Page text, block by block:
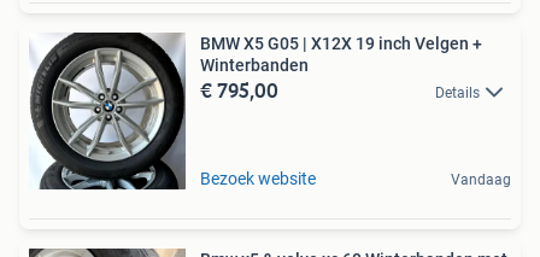
BMW X5 G05 | X12X 19 inch Velgen +
Winterbanden
€ 795,00 Details
Bezoek website Vandaag